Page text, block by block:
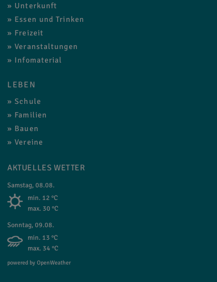
Unterkunft
Essen und Trinken
Freizeit
Veranstaltungen
Infomaterial
LEBEN
Schule
Familien
Bauen
Vereine
AKTUELLES WETTER
Samstag, 08.08.
min. 12 °C
max. 30 °C
Sonntag, 09.08.
min. 13 °C
max. 34 °C
powered by OpenWeather